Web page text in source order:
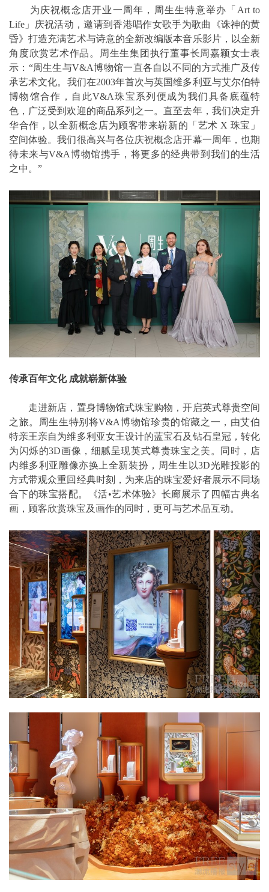
为庆祝概念店开业一周年，周生生特意举办「Art to
Life」庆祝活动，邀请到香港唱作女歌手为歌曲《诛神的黄
昏》打造充满艺术与诗意的全新改编版本音乐影片，以全新
角度欣赏艺术作品。周生生集团执行董事长周嘉颖女士表
示：“周生生与V&A博物馆一直各自以不同的方式推广及传
承艺术文化。我们在2003年首次与英国维多利亚与艾尔伯特
博物馆合作，自此V&A珠宝系列便成为我们具备底蕴特
色，广泛受到欢迎的商品系列之一。直至去年，我们决定升
华合作，以全新概念店为顾客带来崭新的「艺术 X 珠宝」
空间体验。我们很高兴与各位庆祝概念店开幕一周年，也期
待未来与V&A博物馆携手，将更多的经典带到我们的生活
之中。”
传承百年文化 成就崭新体验
走进新店，置身博物馆式珠宝购物，开启英式尊贵空间
之旅。周生生特别将V&A博物馆珍贵的馆藏之一，由艾伯
特亲王亲自为维多利亚女王设计的蓝宝石及钻石皇冠，转化
为闪烁的3D画像，细腻呈现英式尊贵珠宝之美。同时，店
内维多利亚雕像亦换上全新装扮，周生生以3D光雕投影的
方式带观众重回经典时刻，为来店的珠宝爱好者展示不同场
合下的珠宝搭配。《活•艺术体验》长廊展示了四幅古典名
画，顾客欣赏珠宝及画作的同时，更可与艺术品互动。